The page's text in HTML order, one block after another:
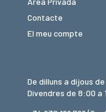
Contacte
El meu compte
De dilluns a dijous
Divendres de 8:00 a